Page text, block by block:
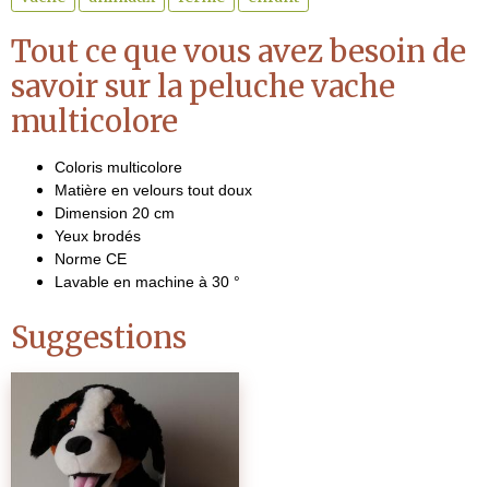
Tout ce que vous avez besoin de
savoir sur la peluche vache
multicolore
Coloris multicolore
Matière en velours tout doux
Dimension 20 cm
Yeux brodés
Norme CE
Lavable en machine à 30 °
Suggestions